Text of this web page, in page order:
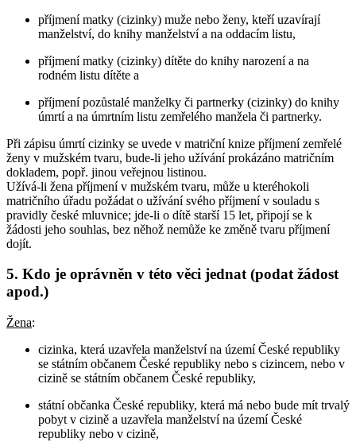
příjmení matky (cizinky) muže nebo ženy, kteří uzavírají
manželství, do knihy manželství a na oddacím listu,
příjmení matky (cizinky) dítěte do knihy narození a na
rodném listu dítěte a
příjmení pozůstalé manželky či partnerky (cizinky) do knihy
úmrtí a na úmrtním listu zemřelého manžela či partnerky.
Při zápisu úmrtí cizinky se uvede v matriční knize příjmení zemřelé
ženy v mužském tvaru, bude-li jeho užívání prokázáno matričním
dokladem, popř. jinou veřejnou listinou.
Užívá-li žena příjmení v mužském tvaru, může u kteréhokoli
matričního úřadu požádat o užívání svého příjmení v souladu s
pravidly české mluvnice; jde-li o dítě starší 15 let, připojí se k
žádosti jeho souhlas, bez něhož nemůže ke změně tvaru příjmení
dojít.
5. Kdo je oprávněn v této věci jednat (podat žádost
apod.)
Žena:
cizinka, která uzavřela manželství na území České republiky
se státním občanem České republiky nebo s cizincem, nebo v
cizině se státním občanem České republiky,
státní občanka České republiky, která má nebo bude mít trvalý
pobyt v cizině a uzavřela manželství na území České
republiky nebo v cizině,